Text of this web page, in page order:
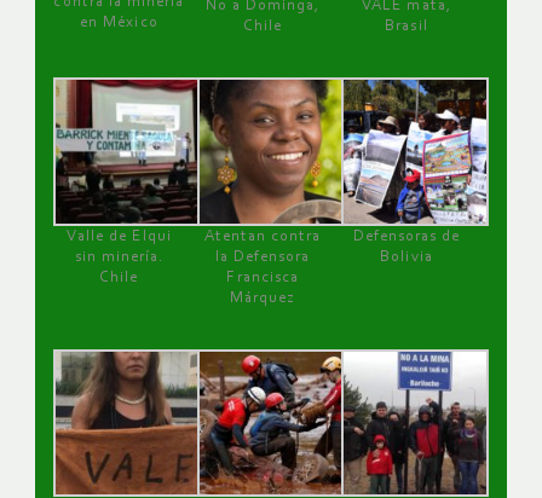
en México
No a Dominga,
Chile
VALE mata,
Brasil
Valle de Elqui
sin minería.
Chile
Atentan contra
la Defensora
Francisca
Márquez
Defensoras de
Bolivia